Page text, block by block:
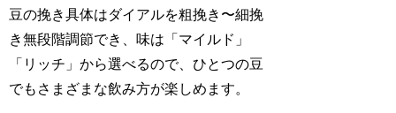
豆の挽き具体はダイアルを粗挽き〜細挽
き無段階調節でき、味は「マイルド」
「リッチ」から選べるので、ひとつの豆
でもさまざまな飲み方が楽しめます。